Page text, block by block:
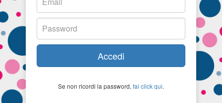
Accedi
Se non ricordi la password, fai click qui.